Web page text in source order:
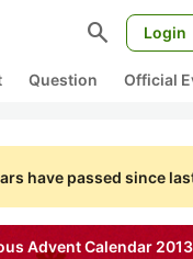
search Login
Question Official
have passed since
Advent Calendar 2013